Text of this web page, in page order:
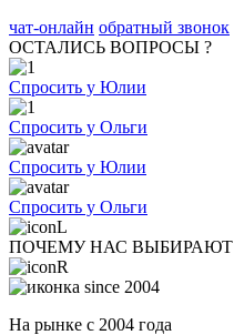
чат-онлайн обратный звонок
ОСТАЛИСЬ ВОПРОСЫ ?
Спросить у Юлии
Спросить у Ольги
Спросить у Юлии
Спросить у Ольги
ПОЧЕМУ НАС ВЫБИРАЮТ
На рынке с 2004 года